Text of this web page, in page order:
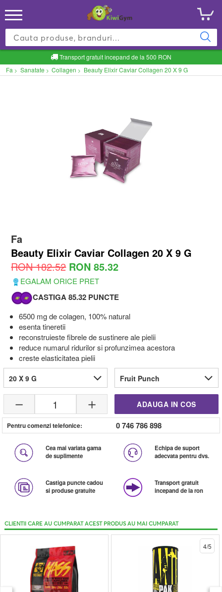
Transport gratuit incepand de la 500 RON
Fa > Sanatate > Collagen > Beauty Elixir Caviar Collagen 20 X 9 G
Fa
Beauty Elixir Caviar Collagen 20 X 9 G
RON 182.52 RON 85.32
EGALAM ORICE PRET
CASTIGA 85.32 PUNCTE
6500 mg de colagen, 100% natural
esenta tineretii
reconstruieste fibrele de sustinere ale pielii
reduce numarul ridurilor si profunzimea acestora
creste elasticitatea pielii
20 X 9 G Fruit Punch
1 ADAUGA IN COS
Pentru comenzi telefonice: 0 746 786 898
Cea mai variata gama
de suplimente
Echipa de suport
adecvata pentru dvs.
Castiga puncte cadou
si produse gratuite
Transport gratuit
incepand de la ron
CLIENTII CARE AU CUMPARAT ACEST PRODUS AU MAI CUMPARAT
4/5